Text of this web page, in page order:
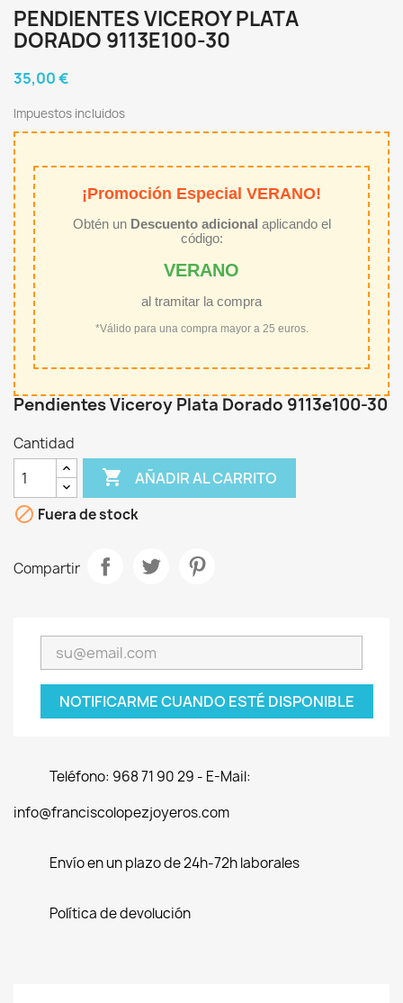
PENDIENTES VICEROY PLATA
DORADO 9113E100-30
35,00 €
Impuestos incluidos
¡Promoción Especial VERANO!
Obtén un Descuento adicional aplicando el
código:
VERANO
al tramitar la compra
*Válido para una compra mayor a 25 euros.
Pendientes Viceroy Plata Dorado 9113e100-30
Cantidad
 AÑADIR AL CARRITO
 Fuera de stock
Compartir
NOTIFICARME CUANDO ESTÉ DISPONIBLE
Teléfono: 968 71 90 29 - E-Mail:
info@franciscolopezjoyeros.com
Envío en un plazo de 24h-72h laborales
Política de devolución